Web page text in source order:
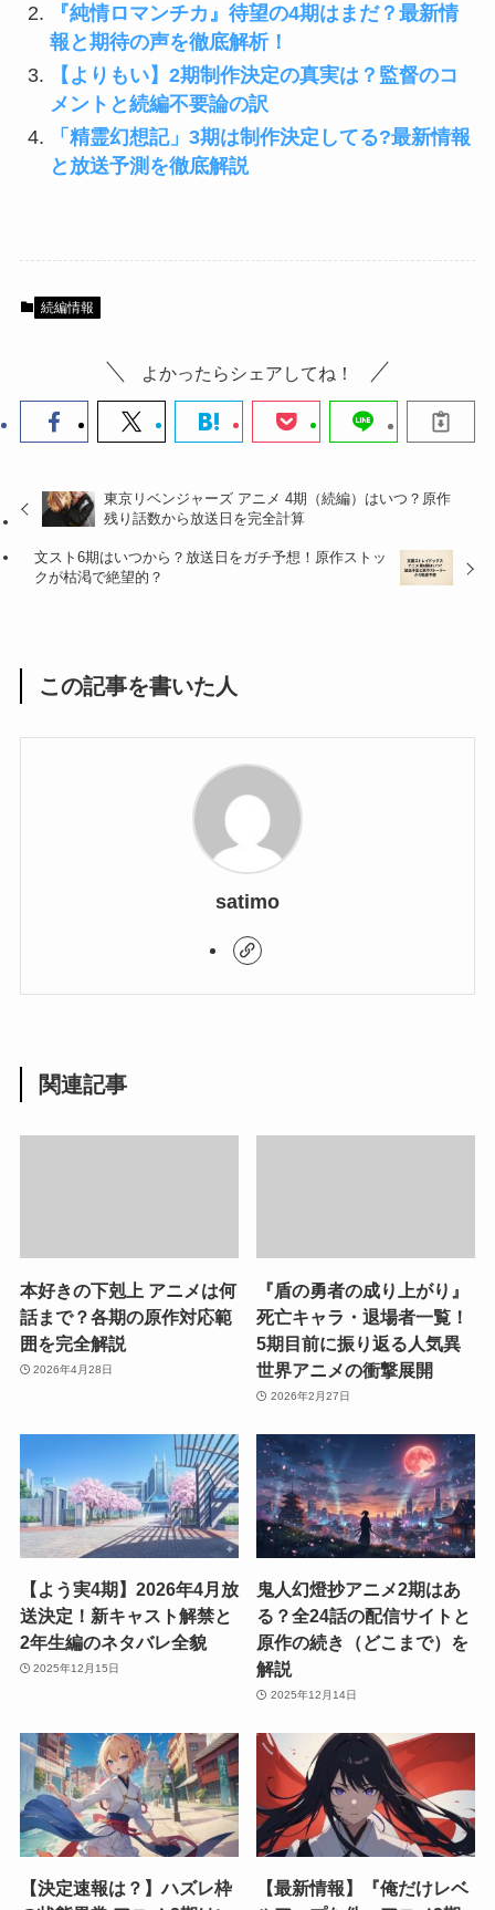
『純情ロマンチカ』待望の4期はまだ？最新情
報と期待の声を徹底解析！
【よりもい】2期制作決定の真実は？監督のコ
メントと続編不要論の訳
「精霊幻想記」3期は制作決定してる?最新情報
と放送予測を徹底解説
続編情報
よかったらシェアしてね！
東京リベンジャーズ アニメ 4期（続編）はいつ？原作
残り話数から放送日を完全計算
文スト6期はいつから？放送日をガチ予想！原作ストッ
クが枯渇で絶望的？
この記事を書いた人
satimo
関連記事
本好きの下剋上 アニメは何
話まで？各期の原作対応範
囲を完全解説
2026年4月28日
『盾の勇者の成り上がり』
死亡キャラ・退場者一覧！
5期目前に振り返る人気異
世界アニメの衝撃展開
2026年2月27日
【よう実4期】2026年4月放
送決定！新キャスト解禁と
2年生編のネタバレ全貌
2025年12月15日
鬼人幻燈抄アニメ2期はあ
る？全24話の配信サイトと
原作の続き（どこまで）を
解説
2025年12月14日
【決定速報は？】ハズレ枠
【最新情報】『俺だけレベ